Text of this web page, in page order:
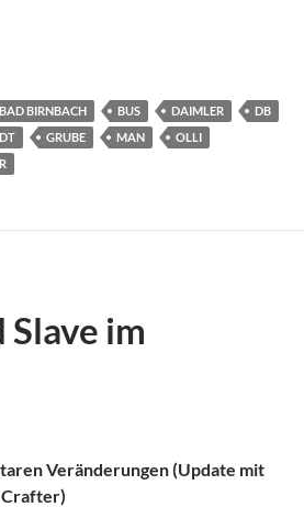
autonomen Fahrens
BAD BIRNBACH BUS DAIMLER
DB
GRUBE MAN
OLLI
im
Veränderungen (Update mit
Crafter)